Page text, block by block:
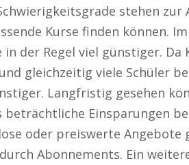
stehen zur
Kurse finden können.
in der Regel viel günstiger.
gleichzeitig viele Schüler
Langfristig gesehen
beträchtliche Einsparungen
oder preiswerte Angebote
Abonnements. Ein